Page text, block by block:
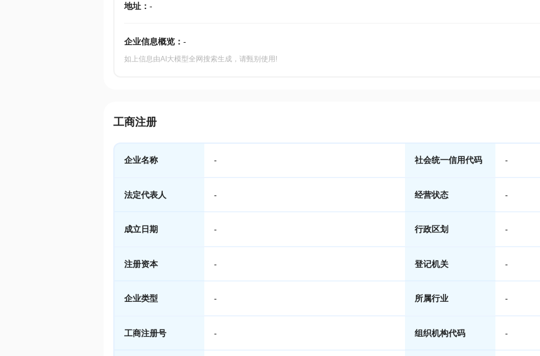
地址： -
企业信息概览： -
如上信息由AI大模型全网搜索生成，请甄别使用!
工商注册
企业名称 - 社会统一信用代码 -
法定代表人 - 经营状态 -
成立日期 - 行政区划 -
注册资本 - 登记机关 -
企业类型 - 所属行业 -
工商注册号 - 组织机构代码 -